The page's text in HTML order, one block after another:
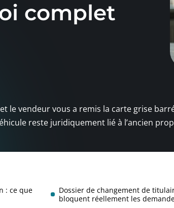
complet
le vendeur vous a remis la carte grise
reste juridiquement lié à l’ancien
: ce que
Dossier de changement de
bloquent réellement les